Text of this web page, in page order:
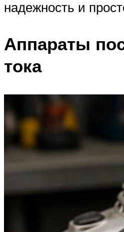
надежность и
Аппараты
тока